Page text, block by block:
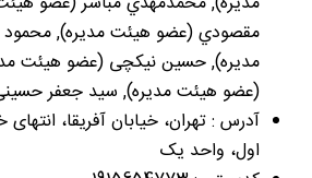
مقصودي (عضو هیئت مدیره),
مدیره), حسین نیکچی (عضو هیئت
(عضو هیئت مدیره), سید جعفر
اول، واحد یک